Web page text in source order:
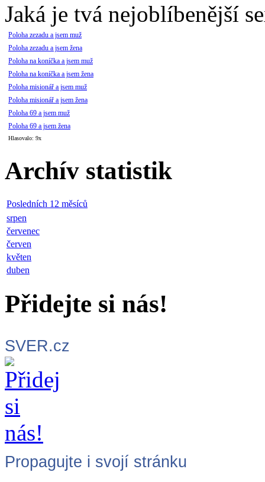
Jaká je tvá nejoblíbenější
Poloha zezadu a jsem muž
Poloha zezadu a jsem žena
Poloha na koníčka a jsem muž
Poloha na koníčka a jsem žena
Poloha misionář a jsem muž
Poloha misionář a jsem žena
Poloha 69 a jsem muž
Poloha 69 a jsem žena
Hlasovalo: 9x
Archív statistik
Posledních 12 měsíců
srpen
červenec
červen
květen
duben
Přidejte si nás!
SVER.cz
Propagujte i svojí stránku